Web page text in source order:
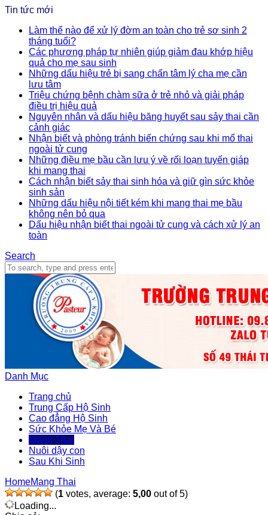
Tin tức mới
Làm thế nào để xử lý đờm an toàn cho trẻ sơ sinh 2
tháng tuổi?
Các phương pháp tự nhiên giúp giảm đau khớp hiệu
quả cho mẹ sau sinh
Những dấu hiệu trẻ bị sang chấn tâm lý cha mẹ cần
lưu tâm
Triệu chứng bệnh chàm sữa ở trẻ nhỏ và giải pháp
điều trị hiệu quả
Nguyên nhân và dấu hiệu băng huyết sau sảy thai cần
cảnh giác
Nhận biết và phòng tránh biến chứng sau khi mổ thai
ngoài tử cung
Những điều mẹ bầu cần lưu ý về rối loạn tuyến giáp
khi mang thai
Cách nhận biết sảy thai sinh hóa và giữ gìn sức khỏe
sinh sản
Những dấu hiệu nội tiết kém khi mang thai mẹ bầu
không nên bỏ qua
Dấu hiệu nhận biết thai ngoài tử cung và cách xử lý an
toàn
Search
Danh Mục
Trang chủ
Trung Cấp Hộ Sinh
Cao đẳng Hộ Sinh
Sức Khỏe Mẹ Và Bé
Mang Thai
Nuôi dậy con
Sau Khi Sinh
HomeMang Thai
(1 votes, average: 5,00 out of 5)
Loading...